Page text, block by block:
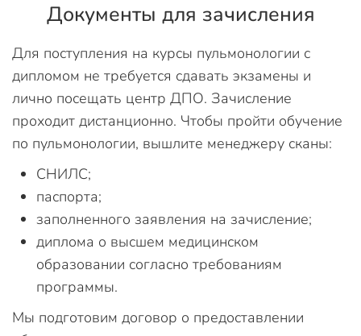
Документы для зачисления
Для поступления на курсы пульмонологии с
дипломом не требуется сдавать экзамены и
лично посещать центр ДПО. Зачисление
проходит дистанционно. Чтобы пройти обучение
по пульмонологии, вышлите менеджеру сканы:
СНИЛС;
паспорта;
заполненного заявления на зачисление;
диплома о высшем медицинском
образовании согласно требованиям
программы.
Мы подготовим договор о предоставлении